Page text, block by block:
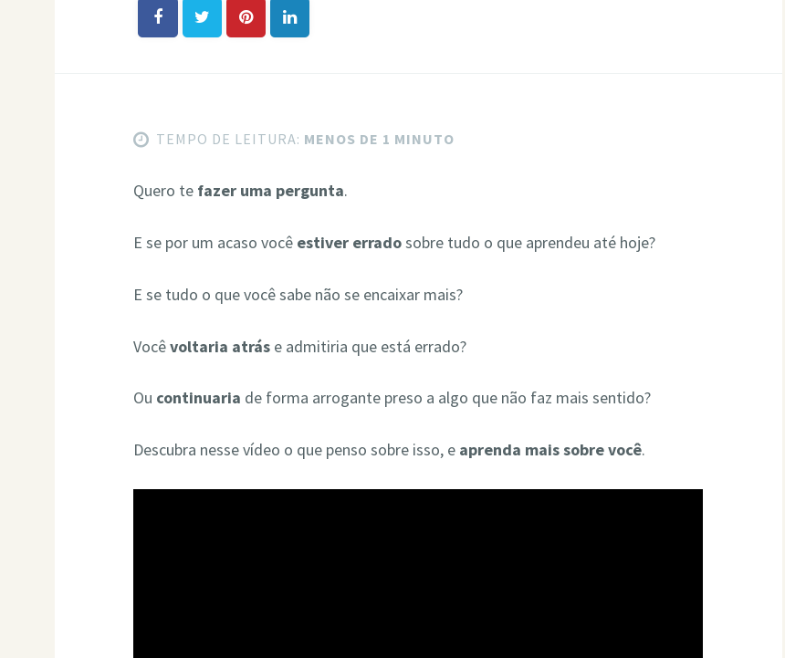
TEMPO DE LEITURA: MENOS DE 1 MINUTO
Quero te fazer uma pergunta.
E se por um acaso você estiver erradosobre tudo o que aprendeu até hoje?
E se tudo o que você sabe não se encaixar mais?
Vocêvoltaria atrás e admitiria que está errado?
Ou continuaria de forma arrogante preso a algo que não faz mais sentido?
Descubra nesse vídeo o que penso sobre isso, e aprenda mais sobre você.